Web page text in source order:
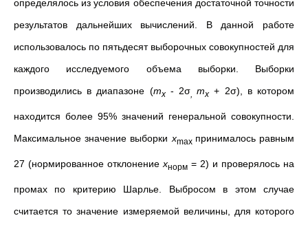
определялось из условия обеспечения достаточной точности
результатов дальнейших вычислений. В данной работе
использовалось по пятьдесят выборочных совокупностей для
каждого исследуемого объема выборки. Выборки
производились в диапазоне (mx- 2σ ,mx + 2σ), в котором
находится более 95% значений генеральной совокупности.
Максимальное значение выборкиxmax принималось равным
27 (нормированное отклонение xнорм = 2) и проверялось на
промах по критерию Шарлье. Выбросом в этом случае
считается то значение измеряемой величины, для которого